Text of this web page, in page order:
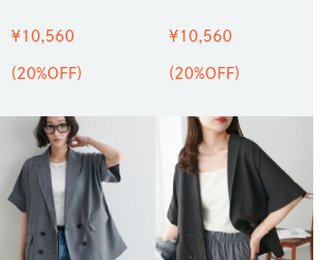
¥10,560
(20%OFF)
¥10,560
(20%OFF)